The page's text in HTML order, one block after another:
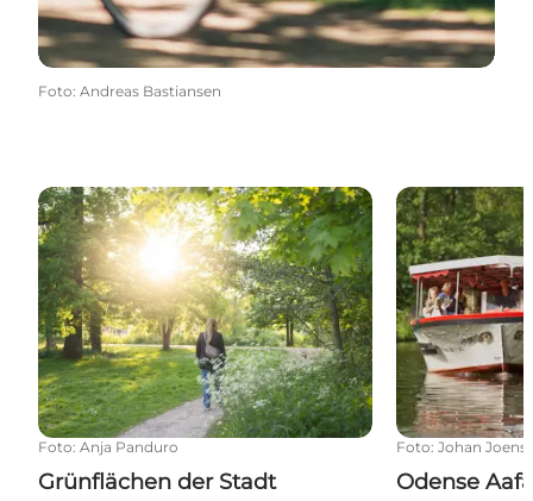
Foto: Andreas Bastiansen
Grünflächen der Stadt
Foto: Anja Panduro
Grünflächen der Stadt
Odense
Foto: Johan
Odense